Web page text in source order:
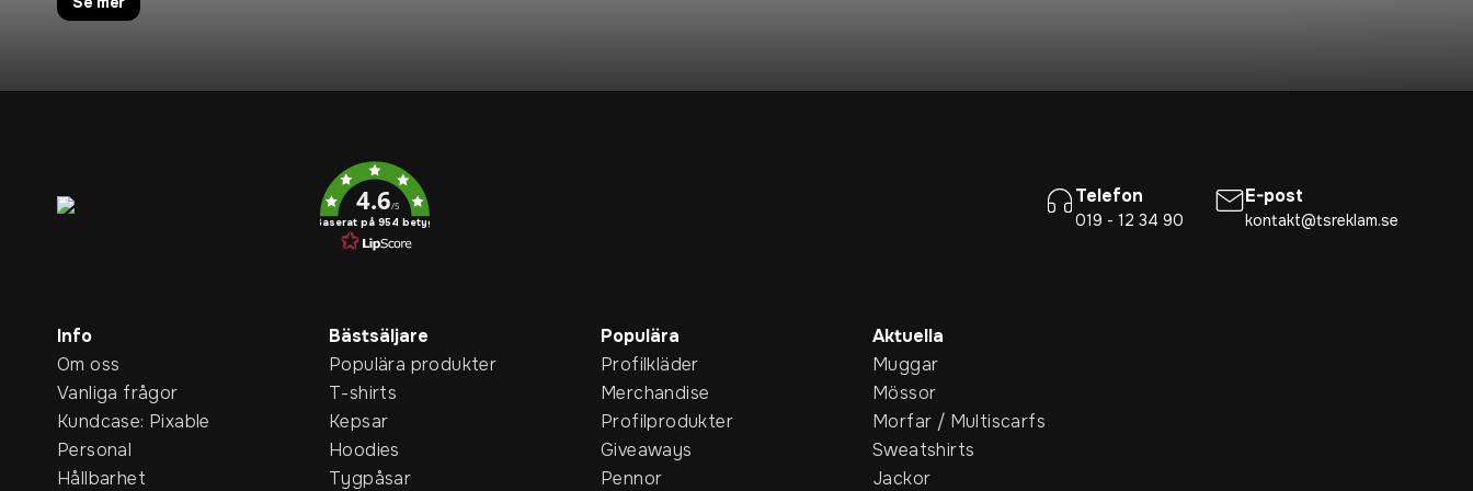
4.6/5
Baserat på 954 betyg
Telefon
019 - 12 34 90
E-post
kontakt@tsreklam.se
Info
Om oss
Vanliga frågor
Kundcase: Pixable
Personal
Hållbarhet
Bästsäljare
Populära produkter
T-shirts
Kepsar
Hoodies
Tygpåsar
Populära
Profilkläder
Merchandise
Profilprodukter
Giveaways
Pennor
Aktuella
Muggar
Mössor
Morfar / Multiscarfs
Sweatshirts
Jackor